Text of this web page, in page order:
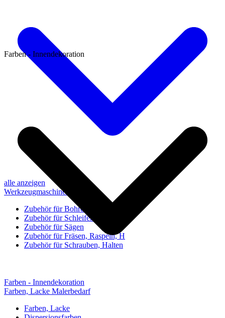
alle anzeigen
Werkzeugmaschinen-Zubehör
Zubehör für Bohren, Bohrhilfen
Zubehör für Schleifen, Poliere
Zubehör für Sägen
Zubehör für Fräsen, Raspeln, H
Zubehör für Schrauben, Halten
Farben - Innendekoration
Farben - Innendekoration
Farben, Lacke Malerbedarf
Farben, Lacke